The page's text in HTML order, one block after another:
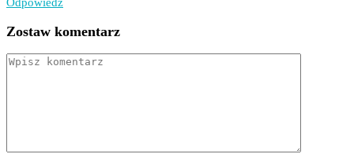
Odpowiedź
Zostaw komentarz